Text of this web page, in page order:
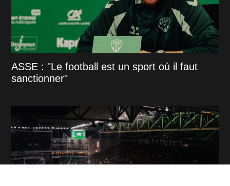
ASSE : "Le football est un sport où il faut
sanctionner"